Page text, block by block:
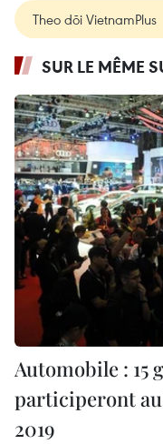
Theo dõi VietnamPlus
SUR LE MÊME
Automobile : 15
participeront
2019